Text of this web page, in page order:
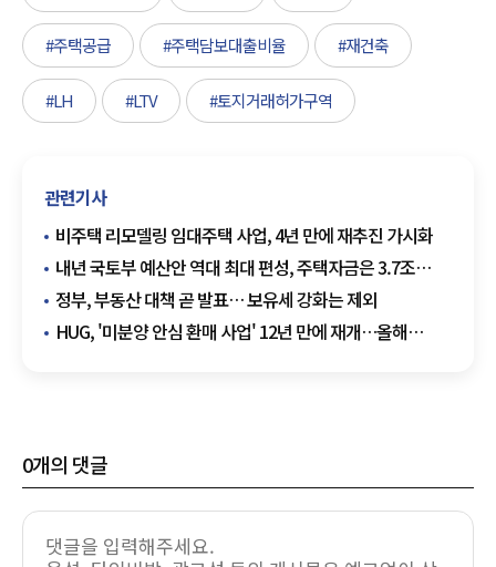
#주택공급 #주택담보대출비율 #재건축
#LH #LTV #토지거래허가구역
관련기사
비주택 리모델링 임대주택 사업, 4년 만에 재추진 가시화
내년 국토부 예산안 역대 최대 편성, 주택자금은 3.7조
줄였다
정부, 부동산 대책 곧 발표… 보유세 강화는 제외
HUG, '미분양 안심 환매 사업' 12년 만에 재개…올해
0개의 댓글